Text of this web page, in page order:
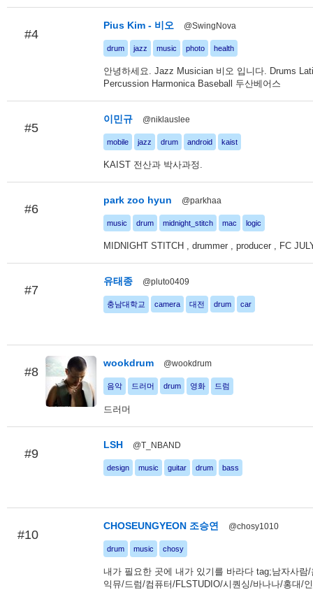
#4
Pius Kim - 비오 @SwingNova
drum jazz music photo health
안녕하세요. Jazz Musician 비오 입니다. Drums
Percussion Harmonica Baseball 두산베어스
#5
이민규 @niklauslee
mobile jazz drum android kaist
KAIST 전산과 박사과정.
#6
park zoo hyun @parkhaa
music drum midnight_stitch mac logic
MIDNIGHT STITCH , drummer , producer , FC
#7
유태종 @pluto0409
충남대학교 camera 대전 drum car
#8
wookdrum @wookdrum
음악 드러머 drum 영화 드럼
드러머
#9
LSH @T_NBAND
design music guitar drum bass
#10
CHOSEUNGYEON 조승연 @chosy1010
drum music chosy
내가 필요한 곳에 내가 있기를 바라다 tag;남자사람
익뮤/드럼/컴퓨터/FLSTUDIO/시퀀싱/바나나/홍대/